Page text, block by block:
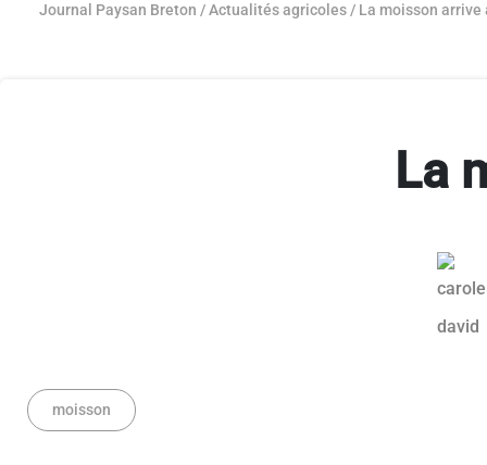
Journal Paysan Breton /Actualités agricoles / La moisson arrive
La
moisson